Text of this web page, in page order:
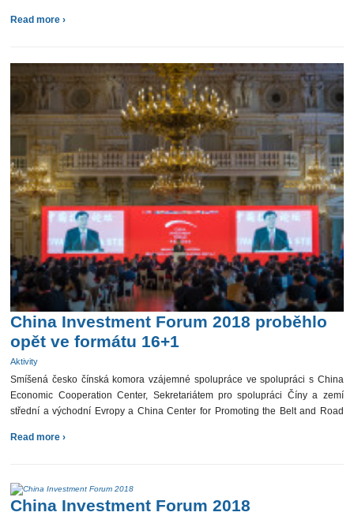
Read more ›
China Investment Forum 2018 proběhlo
opět ve formátu 16+1
Aktivity
Smíšená česko čínská komora vzájemné spolupráce ve spolupráci s China
Economic Cooperation Center, Sekretariátem pro spolupráci Číny a zemí
střední a východní Evropy a China Center for Promoting the Belt and Road
Read more ›
China Investment Forum 2018